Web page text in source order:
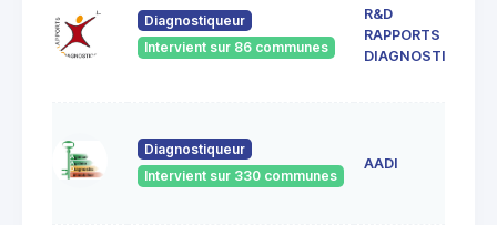
Diagnostiqueur
Intervient sur 86 communes
R&D
RAPPORTS &
DIAGNOSTICS
Diagnostiqueur
Intervient sur 330 communes
AADI